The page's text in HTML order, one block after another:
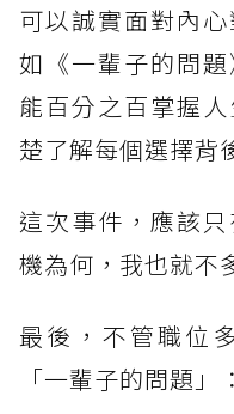
可以誠實面對內
如《一輩子的問
能百分之百掌握
楚了解每個選擇背
這次事件，應該
機為何，我也就不
最後，不管職位
「一輩子的問題」：